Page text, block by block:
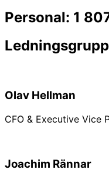
Personal: 1
Ledningsgrupp
Olav Hellman
CFO & Executive Vice
Joachim Rännar